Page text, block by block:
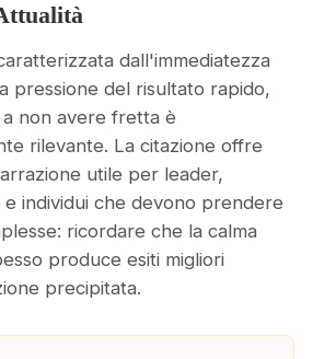
dall'immediatezza
pressione del risultato rapido,
non avere fretta è
rilevante. La citazione offre
utile per leader,
e individui che devono prendere
ricordare che la calma
produce esiti migliori
precipitata.